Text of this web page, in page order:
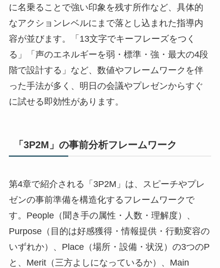
に名乗ることで強い印象を残す所作など、具体的
なアクションレベルにまで落とし込まれた指導内
容が並びます。「13文字でキーフレーズをつく
る」「声のエネルギーを弱・標準・強・最大の4段
階で設計する」など、数値やフレームワークを伴
った手法が多く、明日の会議やプレゼンからすぐ
に試せる即効性があります。
「3P2M」の事前分析フレームワーク
第4章で紹介される「3P2M」は、スピーチやプレ
ゼンの事前準備を構造化するフレームワークで
す。People（聞き手の属性・人数・理解度）、
Purpose（目的は好感獲得・情報提供・行動変容の
いずれか）、Place（場所・設備・状況）の3つのP
と、Merit（三方よしになっているか）、Main